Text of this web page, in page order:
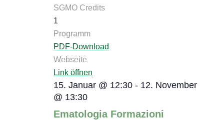
15. Januar @ 12:30 - 12. November
@ 13:30
Ematologia Formazioni
SGMO Credits
1
Programm
PDF-Download
Webseite
Link öffnen